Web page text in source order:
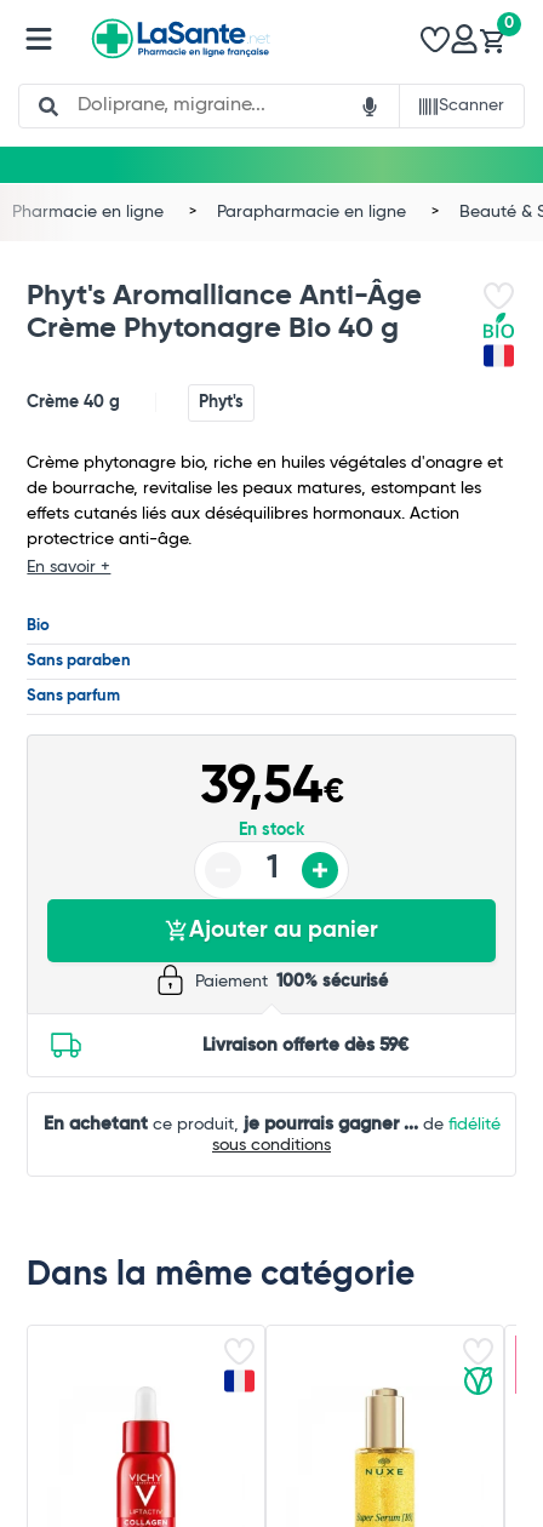
Search
Scanner
0
Commander
Pharmacie en ligne Parapharmacie en ligne Beauté &
Phyt's Aromalliance Anti-Âge
Crème Phytonagre Bio 40 g
Crème 40 g Phyt's
Crème phytonagre bio, riche en huiles végétales d'onagre et
de bourrache, revitalise les peaux matures, estompant les
effets cutanés liés aux déséquilibres hormonaux. Action
protectrice anti-âge.
En savoir +
Bio
Sans paraben
Sans parfum
39,54€
En stock
Ajouter au panier
Paiement 100% sécurisé
Livraison offerte dès 59€
En achetantce produit, je pourrais gagner ...de fidélité
sous conditions
Dans la même catégorie